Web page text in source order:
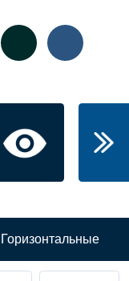
Горизонтальные